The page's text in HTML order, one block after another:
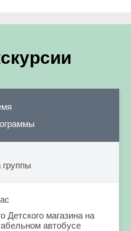
группы
Детского магазина на
автобусе